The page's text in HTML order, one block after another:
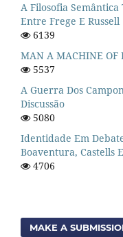
A Filosofia
Entre Frege E Russell
6139
MAN A MACHINE OF
5537
A Guerra Dos
Discussão
5080
Identidade Em
Boaventura, Castells
4706
MAKE A